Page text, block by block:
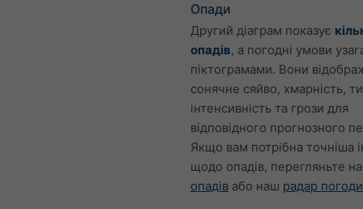
Опади
Другий діаграм показує
опадів, а погодні умови
піктограмами. Вони
сонячне сяйво, хмарність,
інтенсивність та грози для
відповідного прогнозного
Якщо вам потрібна точніша
щодо опадів, перегляньте
опадів або наш радар погоди